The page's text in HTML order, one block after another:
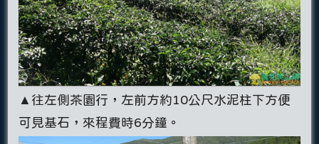
▲往左側茶園行，左前方約10公尺水泥柱下方便
可見基石，來程費時6分鐘。